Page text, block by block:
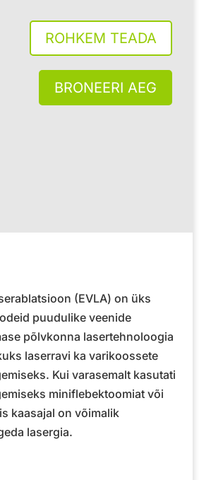
ROHKEM TEADA
BRONEERI AEG
(EVLA) on üks
puudulike veenide
põlvkonna lasertehnoloogia
laserravi ka varikoossete
Kui varasemalt kasutati
miniflebektoomiat või
kaasajal on võimalik
lasergia.